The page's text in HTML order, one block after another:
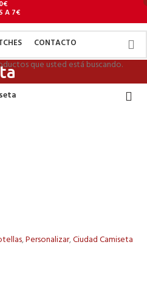
A 7€
928 502 482
CONTACTO
,Personalizar,Ciudad Camiseta
que usted está buscando.